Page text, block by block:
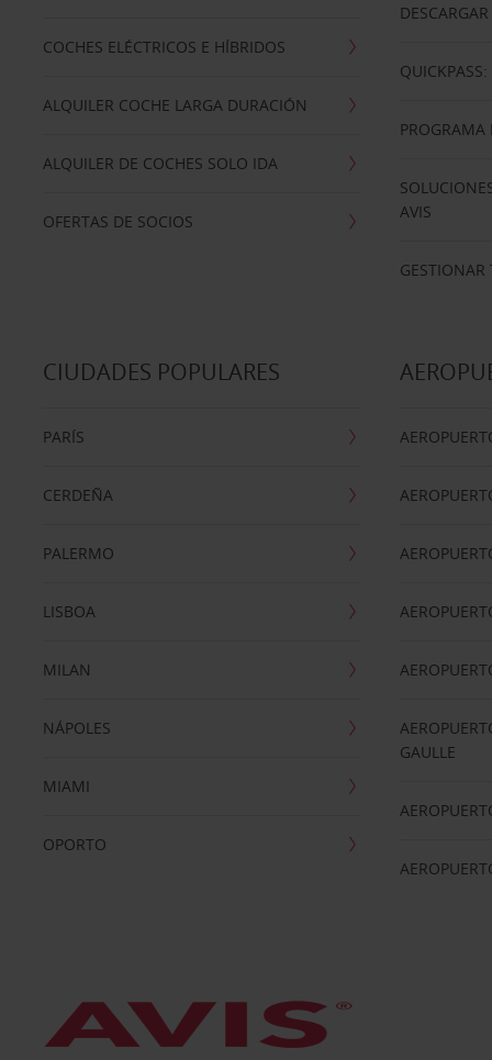
COCHES ELÉCTRICOS E HÍBRIDOS
ALQUILER COCHE LARGA DURACIÓN
ALQUILER DE COCHES SOLO IDA
OFERTAS DE SOCIOS
QUICKPASS:
PROGRAMA
AVIS
GESTIONAR
CIUDADES POPULARES
PARÍS
CERDEÑA
PALERMO
LISBOA
MILAN
NÁPOLES
MIAMI
OPORTO
GAULLE